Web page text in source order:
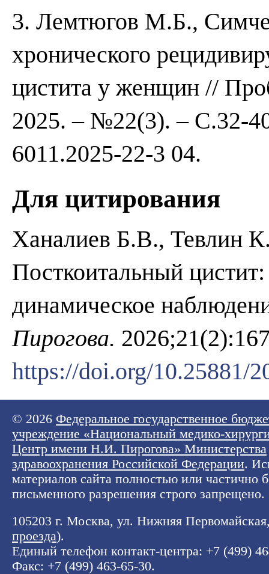
3. Лемтюгов М.Б.,
хронического
цистита у женщин //
2025. – №22(3). – С.32-
6011.2025-22-3 04.
Для цитирования
Ханалиев Б.В., Тевлин
Посткоитальный
динамическое
Пирогова.
https://doi.org/10.25881/
© 2026 Федеральное государственное
учреждение «Национальный медико-
Центр имени Н.И. Пирогова» Министерства
здравоохранения Российской Федерации.
материалов сайта полностью или частично
письменного разрешения строго запрещено.
105203 г. Москва, ул. Нижняя
проезда).
Единый телефон контакт-центра: +7 (499)
Факс: +7 (499) 463-65-30.